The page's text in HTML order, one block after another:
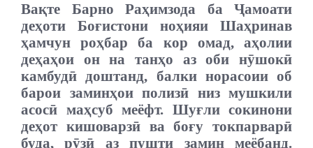
Вақте Барно Раҳимзода ба Ҷамоати
деҳоти Боғистони ноҳияи Шаҳринав
ҳамчун роҳбар ба кор омад, аҳолии
деҳаҳои он на танҳо аз оби нӯшокӣ
камбудӣ доштанд, балки норасоии об
барои заминҳои полизӣ низ мушкили
асосӣ маҳсуб меёфт. Шуғли сокинони
деҳот кишоварзӣ ва боғу токпарварӣ
буда, рӯзӣ аз пушти замин меёбанд.